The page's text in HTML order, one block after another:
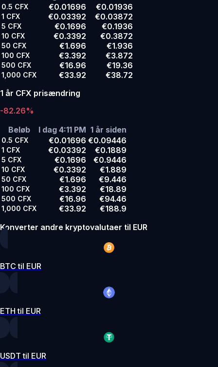
0.5 CFX €0.01696 €0.01936
1 CFX €0.03392 €0.03872
5 CFX €0.1696 €0.1936
10 CFX €0.3392 €0.3872
50 CFX €1.696 €1.936
100 CFX €3.392 €3.872
500 CFX €16.96 €19.36
1,000 CFX €33.92
€38.72
1 år CFX prisændring
-82.26%
Beløb
I dag 4:11 PM 1 år siden
0.5 CFX €0.01696 €0.09446
1 CFX €0.03392 €0.1889
5 CFX €0.1696 €0.9446
10 CFX €0.3392 €1.889
50 CFX €1.696 €9.446
100 CFX €3.392 €18.89
500 CFX €16.96 €94.46
1,000 CFX €33.92
€188.9
Konverter andre kryptovalutaer til EUR
BTC til EUR
ETH til EUR
USDT til EUR